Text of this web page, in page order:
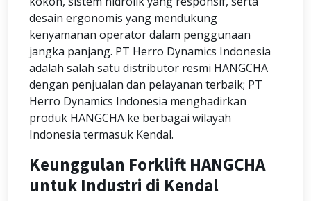
desain ergonomis yang mendukung
kenyamanan operator dalam penggunaan
jangka panjang. PT Herro Dynamics Indonesia
adalah salah satu distributor resmi HANGCHA
dengan penjualan dan pelayanan terbaik; PT
Herro Dynamics Indonesia menghadirkan
produk HANGCHA ke berbagai wilayah
Indonesia termasuk Kendal.
Keunggulan Forklift HANGCHA
untuk Industri di Kendal